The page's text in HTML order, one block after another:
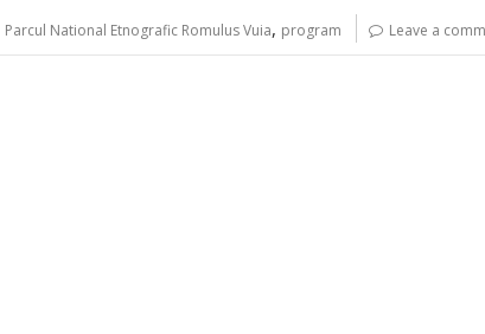
Parcul National Etnografic Romulus Vuia, program Leave a